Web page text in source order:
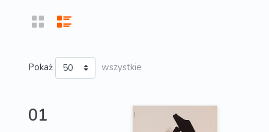
Pokaż wszystkie
01